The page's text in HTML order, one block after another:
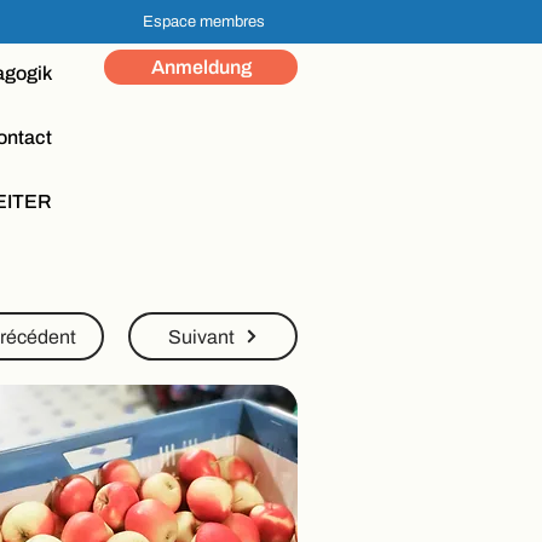
Espace membres
Anmeldung
Suivant